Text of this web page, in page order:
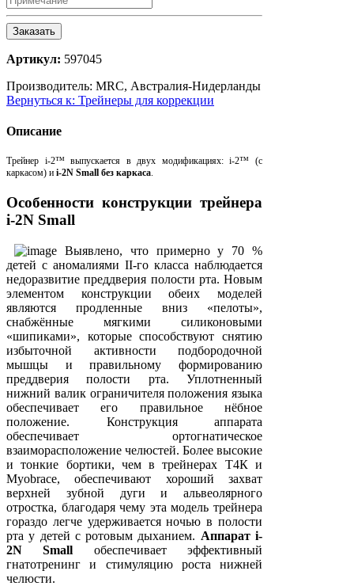
Заказать
Артикул: 597045
Производитель: MRC, Австралия-Нидерланды
Вернуться к: Трейнеры для коррекции
Описание
Трейнер i-2™ выпускается в двух модификациях: i-2™ (с
каркасом) и i-2N Small без каркаса.
Особенности конструкции трейнера
i-2N Small
Выявлено, что примерно у 70 %
детей с аномалиями II-го класса наблюдается
недоразвитие преддверия полости рта. Новым
элементом конструкции обеих моделей
являются продленные вниз «пелоты»,
снабжённые мягкими силиконовыми
«шипиками», которые способствуют снятию
избыточной активности подбородочной
мышцы и правильному формированию
преддверия полости рта. Уплотненный
нижний валик ограничителя положения языка
обеспечивает его правильное нёбное
положение. Конструкция аппарата
обеспечивает ортогнатическое
взаиморасположение челюстей. Более высокие
и тонкие бортики, чем в трейнерах Т4К и
Myobrace, обеспечивают хороший захват
верхней зубной дуги и альвеолярного
отростка, благодаря чему эта модель трейнера
гораздо легче удерживается ночью в полости
рта у детей с ротовым дыханием. Аппарат i-
2N Small обеспечивает эффективный
гнатотренинг и стимуляцию роста нижней
челюсти.